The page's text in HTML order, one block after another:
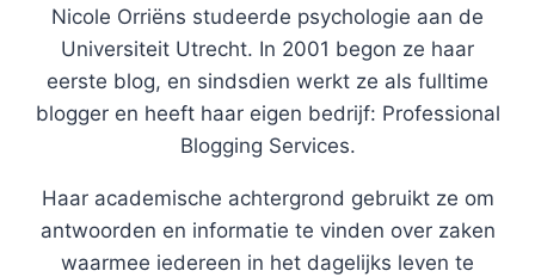
Nicole Orriëns studeerde psychologie aan de
Universiteit Utrecht. In 2001 begon ze haar
eerste blog, en sindsdien werkt ze als fulltime
blogger en heeft haar eigen bedrijf: Professional
Blogging Services.
Haar academische achtergrond gebruikt ze om
antwoorden en informatie te vinden over zaken
waarmee iedereen in het dagelijks leven te